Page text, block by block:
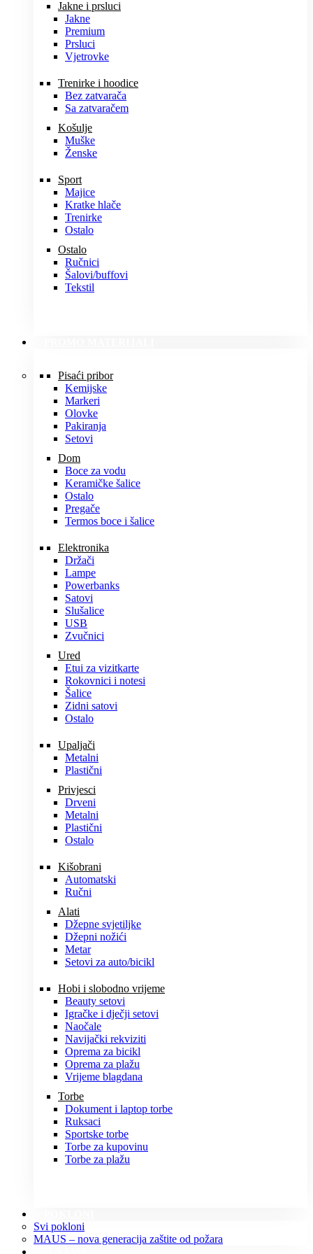
Jakne i prsluci
Jakne
Premium
Prsluci
Vjetrovke
Trenirke i hoodice
Bez zatvarača
Sa zatvaračem
Košulje
Muške
Ženske
Sport
Majice
Kratke hlače
Trenirke
Ostalo
Ostalo
Ručnici
Šalovi/buffovi
Tekstil
Pisaći pribor
Kemijske
Markeri
Olovke
Pakiranja
Setovi
Dom
Boce za vodu
Keramičke šalice
Ostalo
Pregače
Termos boce i šalice
Elektronika
Držači
Lampe
Powerbanks
Satovi
Slušalice
USB
Zvučnici
Ured
Etui za vizitkarte
Rokovnici i notesi
Šalice
Zidni satovi
Ostalo
Upaljači
Metalni
Plastični
Privjesci
Drveni
Metalni
Plastični
Ostalo
Kišobrani
Automatski
Ručni
Alati
Džepne svjetiljke
Džepni nožići
Metar
Setovi za auto/bicikl
Hobi i slobodno vrijeme
Beauty setovi
Igračke i dječji setovi
Naočale
Navijački rekviziti
Oprema za bicikl
Oprema za plažu
Vrijeme blagdana
Torbe
Dokument i laptop torbe
Ruksaci
Sportske torbe
Torbe za kupovinu
Torbe za plažu
Svi pokloni
MAUS – nova generacija zaštite od požara